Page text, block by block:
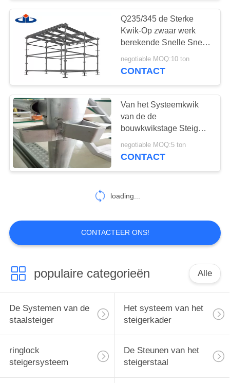
Q235/345 de Sterke
Kwik-Op zwaar werk
berekende Snelle Snelle
Strook van de
Slotsteiger 48,3 Mm
negotiable MOQ:10 ton
CONTACT
Van het Systeemkwik
van de de
bouwkwikstage Steiger
SGS van de de
Toegangssteiger
negotiable MOQ:5 ton
CONTACT
loading...
CONTACTEER ONS!
populaire categorieën Alle
De Systemen van de
staalsteiger
Het systeem van het
steigerkader
ringlock
steigersysteem
De Steunen van het
steigerstaal